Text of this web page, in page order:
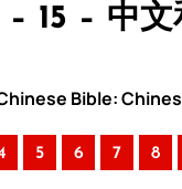
15 – 中
Bible:
5 6 7 8